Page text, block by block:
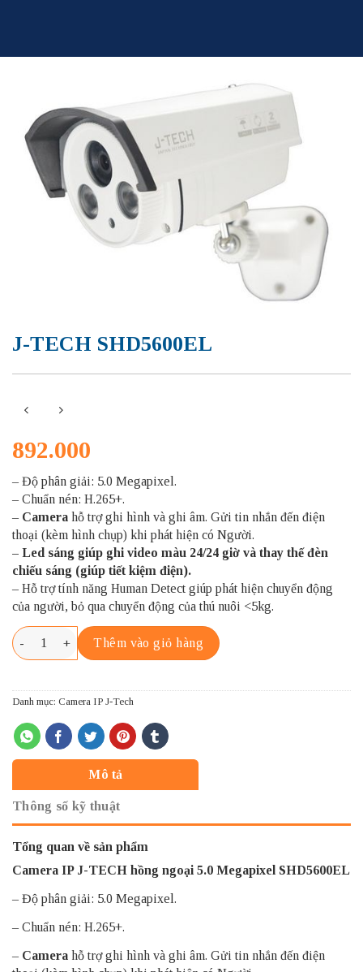
J-TECH SHD5600EL
892.000
– Độ phân giải: 5.0 Megapixel.
– Chuẩn nén: H.265+.
– Camera hỗ trợ ghi hình và ghi âm. Gửi tin nhắn đến điện
thoại (kèm hình chụp) khi phát hiện có Người.
– Led sáng giúp ghi video màu 24/24 giờ và thay thế đèn
chiếu sáng (giúp tiết kiệm điện).
– Hỗ trợ tính năng Human Detect giúp phát hiện chuyển động
của người, bỏ qua chuyển động của thú nuôi <5kg.
J-TECH SHD5600EL số lượng
Thêm vào giỏ hàng
Danh mục: Camera IP J-Tech
Mô tả
Thông số kỹ thuật
Tổng quan về sản phẩm
Camera IP J-TECH hồng ngoại 5.0 Megapixel SHD5600EL
– Độ phân giải: 5.0 Megapixel.
– Chuẩn nén: H.265+.
– Camera hỗ trợ ghi hình và ghi âm. Gửi tin nhắn đến điện